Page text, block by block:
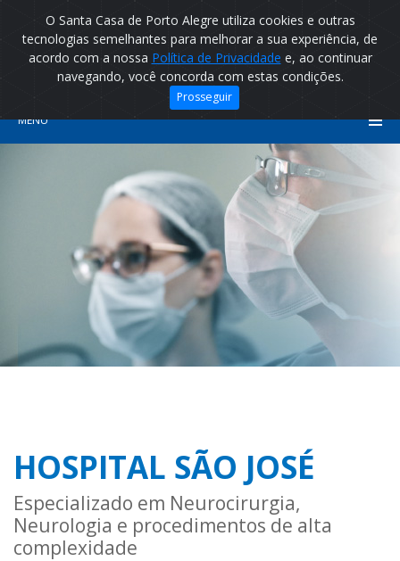
O Santa Casa de Porto Alegre utiliza cookies e outras
tecnologias semelhantes para melhorar a sua experiência, de
acordo com a nossa Política de Privacidade e, ao continuar
navegando, você concorda com estas condições.
Prosseguir
MENU
HOSPITAL SÃO JOSÉ
Especializado em Neurocirurgia,
Neurologia e procedimentos de alta
complexidade